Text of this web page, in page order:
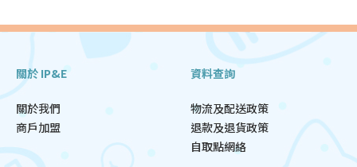
關於 IP&E
關於我們
商戶加盟
資料查詢
物流及配送政策
退款及退貨政策
自取點網絡